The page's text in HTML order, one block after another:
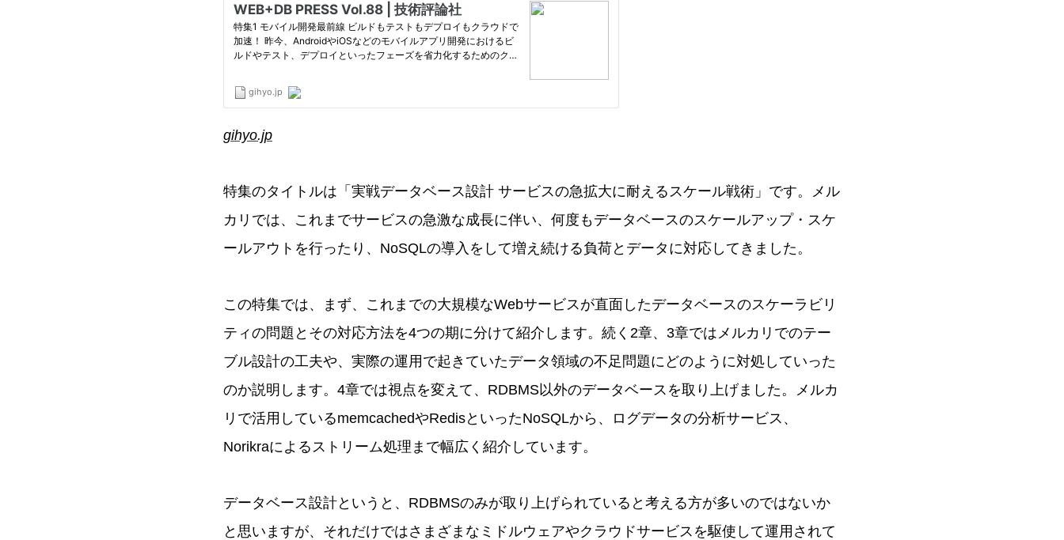
gihyo.jp
特集のタイトルは「実戦データベース設計 サービスの急拡大に耐えるスケール戦術」です。メル
カリでは、これまでサービスの急激な成長に伴い、何度もデータベースのスケールアップ・スケ
ールアウトを行ったり、NoSQLの導入をして増え続ける負荷とデータに対応してきました。
この特集では、まず、これまでの大規模なWebサービスが直面したデータベースのスケーラビリ
ティの問題とその対応方法を4つの期に分けて紹介します。続く2章、3章ではメルカリでのテー
ブル設計の工夫や、実際の運用で起きていたデータ領域の不足問題にどのように対処していった
のか説明します。4章では視点を変えて、RDBMS以外のデータベースを取り上げました。メルカ
リで活用しているmemcachedやRedisといったNoSQLから、ログデータの分析サービス、
Norikraによるストリーム処理まで幅広く紹介しています。
データベース設計というと、RDBMSのみが取り上げられていると考える方が多いのではないか
と思いますが、それだけではさまざまなミドルウェアやクラウドサービスを駆使して運用されて